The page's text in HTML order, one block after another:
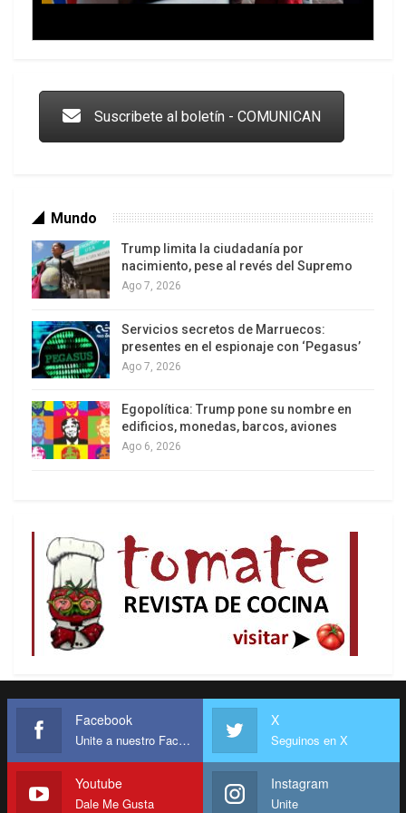
Los latinos le van dando la espalda a Trump
Suscribete al boletín - COMUNICAN
Mundo
Trump limita la ciudadanía por
nacimiento, pese al revés del Supremo
Ago 7, 2026
Servicios secretos de Marruecos:
presentes en el espionaje con ‘Pegasus’
Ago 7, 2026
Egopolítica: Trump pone su nombre en
edificios, monedas, barcos, aviones
Ago 6, 2026
Facebook
Unite a nuestro Facebook
X
Seguinos en X
Youtube
Dale Me Gusta
Instagram
Unite